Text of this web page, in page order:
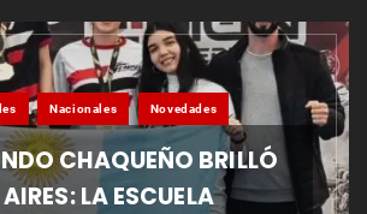
Nacionales Novedades
CHAQUEÑO BRILLÓ
LA ESCUELA